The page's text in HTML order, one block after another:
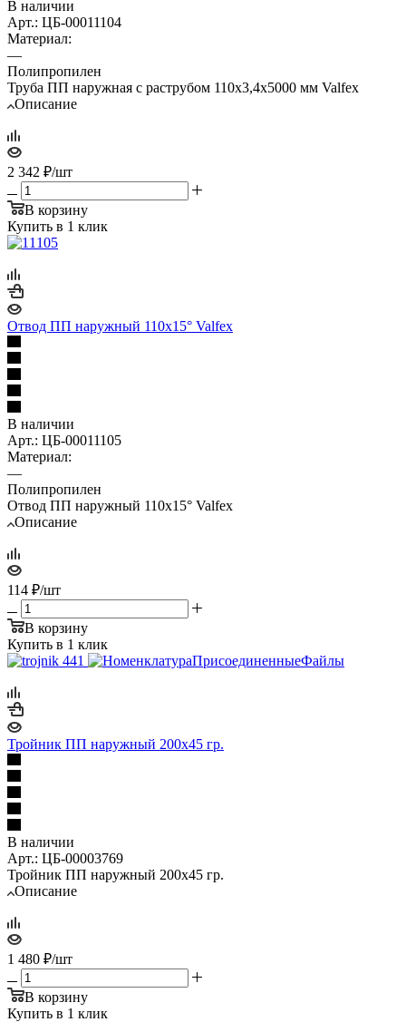
В наличии
Арт.: ЦБ-00011104
Материал:
—
Полипропилен
Труба ПП наружная с раструбом 110х3,4х5000 мм Valfex
Описание
2 342 ₽/шт
В корзину
Купить в 1 клик
Отвод ПП наружный 110х15° Valfex
В наличии
Арт.: ЦБ-00011105
Материал:
—
Полипропилен
Отвод ПП наружный 110х15° Valfex
Описание
114 ₽/шт
В корзину
Купить в 1 клик
Тройник ПП наружный 200х45 гр.
В наличии
Арт.: ЦБ-00003769
Тройник ПП наружный 200х45 гр.
Описание
1 480 ₽/шт
В корзину
Купить в 1 клик